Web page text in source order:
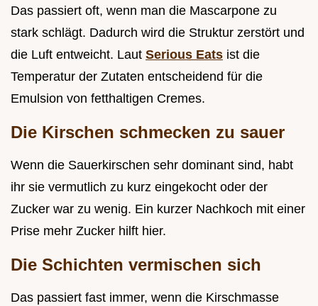
Das passiert oft, wenn man die Mascarpone zu
stark schlägt. Dadurch wird die Struktur zerstört und
die Luft entweicht. Laut Serious Eats ist die
Temperatur der Zutaten entscheidend für die
Emulsion von fetthaltigen Cremes.
Die Kirschen schmecken zu sauer
Wenn die Sauerkirschen sehr dominant sind, habt
ihr sie vermutlich zu kurz eingekocht oder der
Zucker war zu wenig. Ein kurzer Nachkoch mit einer
Prise mehr Zucker hilft hier.
Die Schichten vermischen sich
Das passiert fast immer, wenn die Kirschmasse